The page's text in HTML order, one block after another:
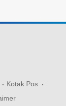
Kotak Pos